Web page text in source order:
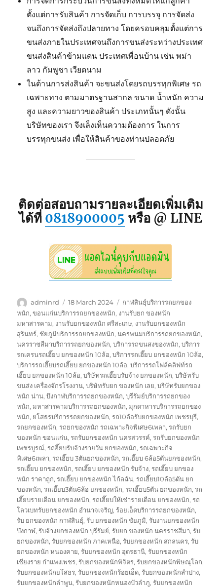
ตั้งแต่การรับสินค้า การจัดเก็บ การบรรจุ การจัดส่ง
จนถึงการจัดส่งถึงปลายทาง โดยครอบคลุมตั้งแต่การ
ขนส่งภายในประเทศจนถึงการขนส่งระหว่างประเทศ
ขนส่งสินค้าข้ามแดน ประเทศเพื่อนบ้าน เช่น พม่า
ลาว กัมพูชา เวียดนาม
ในด้านการส่งสินค้า จะขนส่งโดยรถบรรทุกพิเศษ รถ
เฉพาะทาง ตามมาตรฐานสากล ขนาด น้ำหนัก ความ
สูง และความยาวของสินค้า ประเภทนั้นๆ ดังนั้น
บริษัทของเรา จึงเล็งเห็นความต้องการ ในการ
บรรทุกขนส่ง เพื่อให้สินค้าของท่านปลอดภัย
ติดต่อสอบถามรายละเอียดเพิ่มเติม
ได้ที่ 0818900005 หรือ @ LINE
Author
adminrd
Posted
on
18 March 2024 Tags
กาฬสินธุ์บริการรถยกของ
หนัก,ขอนแก่นบริการรถยกของหนัก, งานรับยก ของหนัก
มหาสารคาม, งานรับยกของหนัก ศรีสะเกษ, งานรับยกของหนัก
สุรินทร์, ชัยภูมิบริการรถยกของหนัก,นครพนมบริการรถยกของหนัก,
นครราชสีมาบริการรถยกของหนัก,บริการรถขนสงของหนัก,บริการ
รถเครนรถเฮี๊ยบ ยกของหนัก 10ล้อ,บริการรถเฮี๊ยบ ยกของหนัก 10ล้อ,
บริการรถเฮี๊ยบรถเฮี๊ยบ ยกของหนัก 10ล้อ,บริการรถโฟล์คลิฟท์รถ
เฮี๊ยบ ยกของหนัก 10ล้อ,บริษัทรถเฮี๊ยบรับจ้าง ยกของหนัก,บริษัทรับ
ขนส่ง เครื่องจักรโรงงาน,บริษัทรับยก ของหนัก เลย,บริษัทรับยกของ
หนัก น่าน,บึงกาฬบริการรถยกของหนัก,บุรีรัมย์บริการรถยกของ
หนัก,มหาสารคามบริการรถยกของหนัก,มุกดาหารบริการรถยกของ
หนัก, ยโสธรบริการรถยกของหนัก,รถ10ล้อรับยกของหนัก เพชรบุรี,
รถยกของหนัก,รถยกของหนัก รถเฉพาะกิจพิเศษ6เพลา,รถรับยก
ของหนัก ขอนแก่น,รถรับยกของหนัก นครสวรรค์,รถรับยกของหนัก
เพชรบูรณ์,รถฮี๊ยบรับจ้างรายวัน ยกของหนัก,รถเฉพาะกิจ
พิเศษ6เพลา,รถเฮี๊ยบ 3ตันยกของหนัก,รถเฮี๊ยบ 6ล้อ5ตันยกของหนัก,
รถเฮี๊ยบ ยกของหนัก,รถเฮี๊ยบ ยกของหนัก รับจ้าง,รถเฮี๊ยบ ยกของ
หนัก ราคาถูก,รถเฮี๊ยบ ยกของหนัก ไก้ลฉัน,รถเฮี๊ยบ10ล้อ5ตัน ยก
ของหนัก,รถเฮี๊ยบ3ตัน6ล้อ ยกของหนัก,รถเฮี๊ยบ5ตัน ยกของหนัก,รถ
เฮี๊ยบรายเดือน ยกของหนัก,รถเฮี๊ยบให้เช่ารายเดือน ยกของหนัก,รถ
โลวเบทรับยกของหนัก อำนาจเจริญ,ร้อยเอ็ดบริการรถยกของหนัก,
รับ ยกของหนัก กาฬสินธุ์,รับ ยกของหนัก ชัยภูมิ,รับงานยกของหนัก
บึงกาฬ,รับจ้างยกของหนัก บุรีรัมย์,รับยก ของหนัก นครราชสีมา,รับ
ยกของหนัก,รับยกของหนัก ภาคเหนือ,รับยกของหนัก สกลนคร,รับ
ยกของหนัก หนองคาย,รับยกของหนัก อุดรธานี,รับยกของหนัก
เชียงราย กำแพงเพชร,รับยกของหนักพิจิตร,รับยกของหนักพิษณุโลก,
รับยกของหนักยโสธร,รับยกของหนักร้อยเอ็ด,รับยกของหนักลำปาง,
รับยกของหนักลำพูน,รับยกของหนักหนองบัวลำภู,รับยกของหนัก